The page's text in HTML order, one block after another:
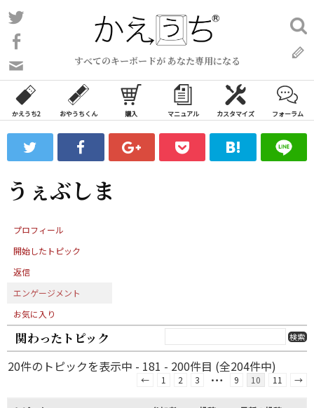
コ
ン
ン
ツ
ス
ッ
すべてのキーボードが あなた専用になる
い
合
わ
フ
ォ
検
索:
かえうち2 おやうちくん 購入 マニュアル カスタマイズ フォーラム
うぇぶしま
プロフィール
開始したトピック
返信
エンゲージメント
お気に入り
関わったトピック
20件のトピックを表示中 - 181 - 200件目 (全204件中)
← 1 2 3 … 9 10 11 →